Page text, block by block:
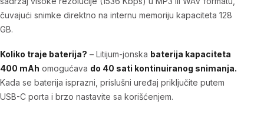
čuvajući snimke direktno na internu memoriju kapaciteta 128
GB.
Koliko traje baterija? – Litijum-jonska baterija kapaciteta
400 mAh omogućava do 40 sati kontinuiranog snimanja.
Kada se baterija isprazni, prislušni uređaj priključite putem
USB-C porta i brzo nastavite sa korišćenjem.